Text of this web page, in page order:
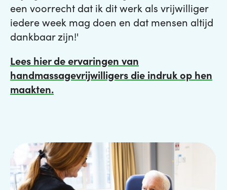
een voorrecht dat ik dit werk als vrijwilliger
iedere week mag doen en dat mensen altijd
dankbaar zijn!'
Lees hier de ervaringen van
handmassagevrijwilligers die indruk op hen
maakten.